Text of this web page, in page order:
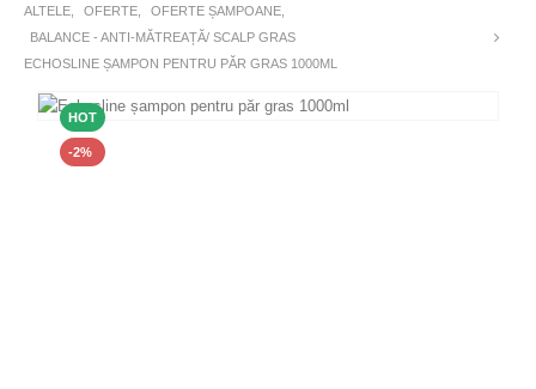
ALTELE
OFERTE OFERTE ȘAMPOANE
BALANCE - ANTI-MĂTREAȚĂ/ SCALP GRAS
ECHOSLINE ȘAMPON PENTRU PĂR GRAS 1000ML
HOT
-2%